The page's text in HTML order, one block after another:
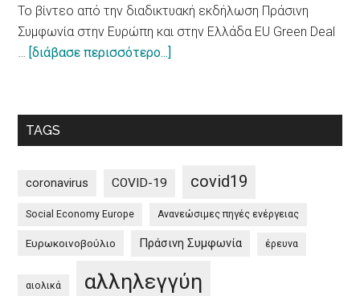
10
principles
on
sustainable
tourism
To βίντεο από την διαδικτυακή εκδήλωση Πράσινη
Συμφωνία στην Ευρώπη και στην Ελλάδα EU Green Deal
… [διάβασε περισσότερο...]
από
εκδήλωση
Συμφωνία
στην
και
TAGS
coronavirus COVID-19 covid19
Social Economy Europe Ανανεώσιμες πηγές ενέργειας
Ευρωκοινοβούλιο Πράσινη Συμφωνία έρευνα
αιολικά αλληλεγγύη